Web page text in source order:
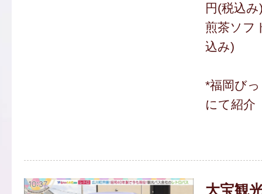
円(税込み
煎茶ソフ
込み)
*福岡び
にて紹介
大宝観